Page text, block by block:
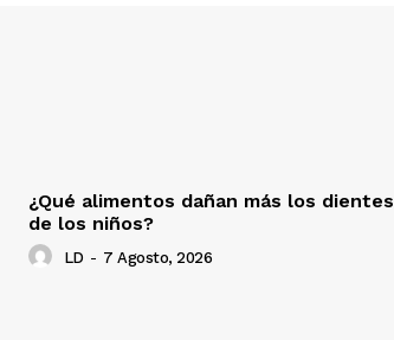
¿Qué alimentos dañan más los dientes
de los niños?
LD - 7 Agosto, 2026